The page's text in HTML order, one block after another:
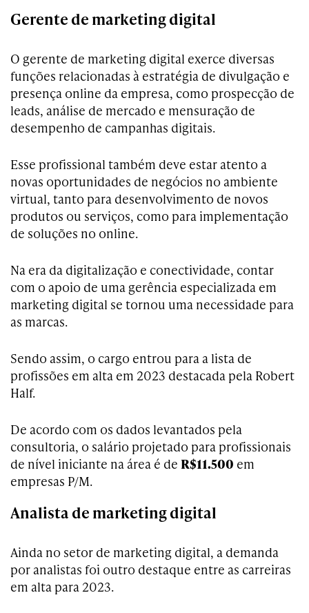
Gerente de marketing digital
O gerente de marketing digital exerce diversas
funções relacionadas à estratégia de divulgação e
presença online da empresa, como prospecção de
leads, análise de mercado e mensuração de
desempenho de campanhas digitais.
Esse profissional também deve estar atento a
novas oportunidades de negócios no ambiente
virtual, tanto para desenvolvimento de novos
produtos ou serviços, como para implementação
de soluções no online.
Na era da digitalização e conectividade, contar
com o apoio de uma gerência especializada em
marketing digital se tornou uma necessidade para
as marcas.
Sendo assim, o cargo entrou para a lista de
profissões em alta em 2023 destacada pela Robert
Half.
De acordo com os dados levantados pela
consultoria, o salário projetado para profissionais
de nível iniciante na área é de R$11.500 em
empresas P/M.
Analista de marketing digital
Ainda no setor de marketing digital, a demanda
por analistas foi outro destaque entre as carreiras
em alta para 2023.